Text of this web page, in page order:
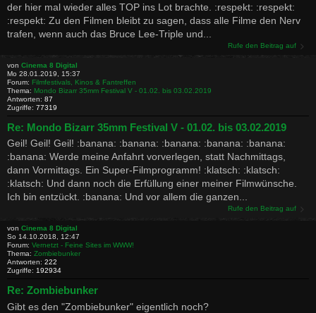
der hier mal wieder alles TOP ins Lot brachte. :respekt: :respekt:
:respekt: Zu den Filmen bleibt zu sagen, dass alle Filme den Nerv
trafen, wenn auch das Bruce Lee-Triple und...
Rufe den Beitrag auf
von Cinema 8 Digital
Mo 28.01.2019, 15:37
Forum: Filmfestivals, Kinos & Fantreffen
Thema: Mondo Bizarr 35mm Festival V - 01.02. bis 03.02.2019
Antworten: 87
Zugriffe: 77319
Re: Mondo Bizarr 35mm Festival V - 01.02. bis 03.02.2019
Geil! Geil! Geil! :banana: :banana: :banana: :banana: :banana:
:banana: Werde meine Anfahrt vorverlegen, statt Nachmittags,
dann Vormittags. Ein Super-Filmprogramm! :klatsch: :klatsch:
:klatsch: Und dann noch die Erfüllung einer meiner Filmwünsche.
Ich bin entzückt. :banana: Und vor allem die ganzen...
Rufe den Beitrag auf
von Cinema 8 Digital
So 14.10.2018, 12:47
Forum: Vernetzt - Feine Sites im WWW!
Thema: Zombiebunker
Antworten: 222
Zugriffe: 192934
Re: Zombiebunker
Gibt es den "Zombiebunker" eigentlich noch?